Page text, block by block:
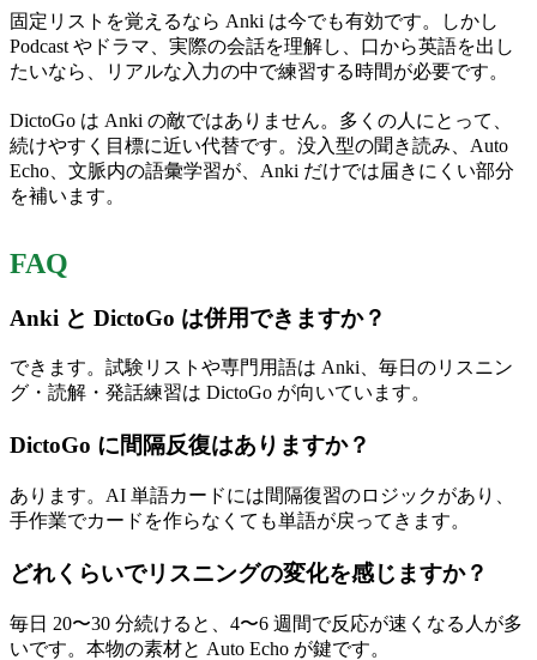
固定リストを覚えるなら Anki は今でも有効です。しかし
Podcast やドラマ、実際の会話を理解し、口から英語を出し
たいなら、リアルな入力の中で練習する時間が必要です。
DictoGo は Anki の敵ではありません。多くの人にとって、
続けやすく目標に近い代替です。没入型の聞き読み、Auto
Echo、文脈内の語彙学習が、Anki だけでは届きにくい部分
を補います。
FAQ
Anki と DictoGo は併用できますか？
できます。試験リストや専門用語は Anki、毎日のリスニン
グ・読解・発話練習は DictoGo が向いています。
DictoGo に間隔反復はありますか？
あります。AI 単語カードには間隔復習のロジックがあり、
手作業でカードを作らなくても単語が戻ってきます。
どれくらいでリスニングの変化を感じますか？
毎日 20〜30 分続けると、4〜6 週間で反応が速くなる人が多
いです。本物の素材と Auto Echo が鍵です。